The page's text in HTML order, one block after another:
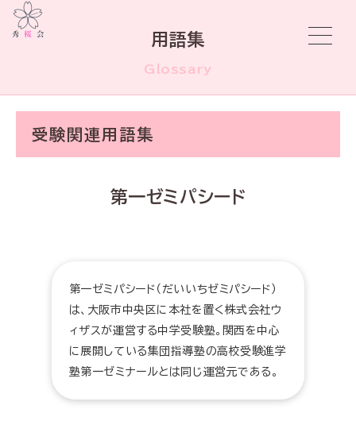
用語集
Glossary
受験関連用語集
第一ゼミパシード
第一ゼミパシード（だいいちゼミパシード）
は、大阪市中央区に本社を置く株式会社ウ
ィザスが運営する中学受験塾。関西を中心
に展開している集団指導塾の高校受験進学
塾第一ゼミナールとは同じ運営元である。